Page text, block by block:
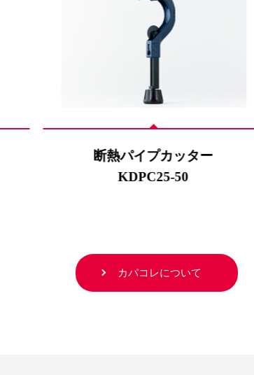
断熱パイプカッター
KDPC25-50
カパコレについて